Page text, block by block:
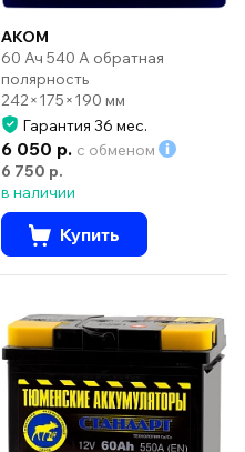
AKOM
60 Ач 540 А обратная
полярность
242×175×190 мм
Гарантия 36 мес.
6 050 р. с обменом
6 750 р.
в наличии
Купить